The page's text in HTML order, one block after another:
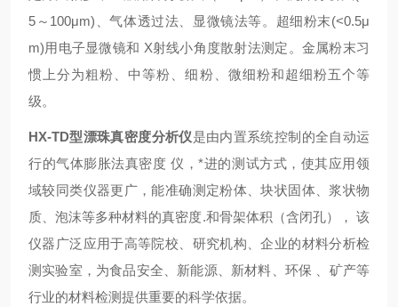
5～100μm)、气体透过法、显微镜法等。超细粉末(<0.5μ
m)用电子显微镜和 X射线小角度散射法测定。金属粉末习
惯上分为粗粉、中等粉、细粉、微细粉和超细粉五个等
级。
HX-TD型漂珠真密度分析仪是由内置系统控制的全自动运
行的气体膨胀法真密度 仪 ，*进的测试方式，使其应用领
域较同类仪器更广，能准确测定粉体、块状固体、浆状物
质、泡沫等多种材料的真密度.和骨架体积（含闭孔）， 该
仪器广泛应用于高等院校、研究机构、企业的材料分析检
测实验室，为食品安全、新能源、新材料、环保 、矿产等
行业的材料检测提供重要的科学依据。